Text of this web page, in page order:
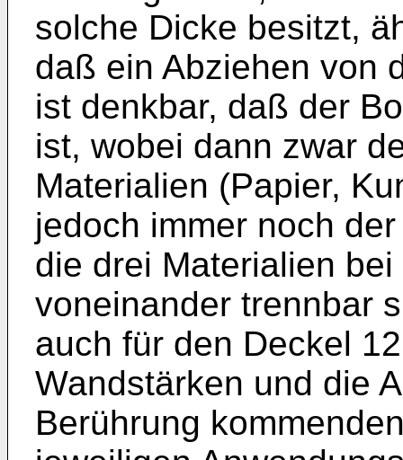
solche Dicke besitzt,
daß ein Abziehen von
ist denkbar, daß der
ist, wobei dann zwar
Materialien (Papier,
jedoch immer noch
die drei Materialien
voneinander trennbar
auch für den Deckel
Wandstärken und die
Berührung